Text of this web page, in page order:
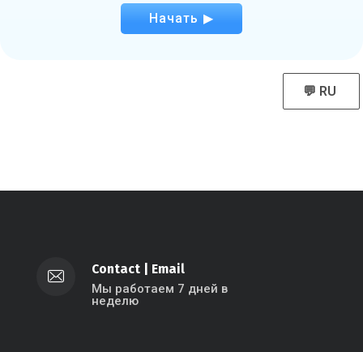
Начать ▶
💬 RU
Contact Email
Мы работаем 7 дней в
неделю